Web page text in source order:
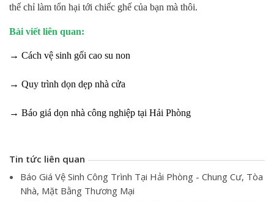
thế chỉ làm tổn hại tới chiếc ghế của bạn mà thôi.
Bài viết liên quan:
→ Cách vệ sinh gối cao su non
→ Quy trình dọn dẹp nhà cửa
→ Báo giá dọn nhà công nghiệp tại Hải Phòng
Tin tức liên quan
Báo Giá Vệ Sinh Công Trình Tại Hải Phòng - Chung Cư, Tòa
Nhà, Mặt Bằng Thương Mại